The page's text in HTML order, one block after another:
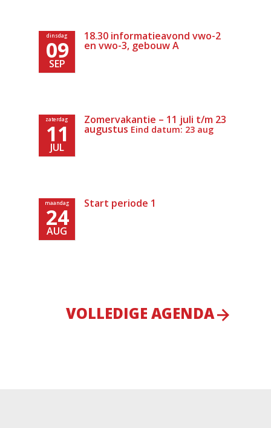
dinsdag
09
SEP
18.30 informatieavond vwo-2
en vwo-3, gebouw A
zaterdag
11
JUL
Zomervakantie – 11 juli t/m 23
augustus Eind datum: 23 aug
maandag
24
AUG
Start periode 1
VOLLEDIGE AGENDA